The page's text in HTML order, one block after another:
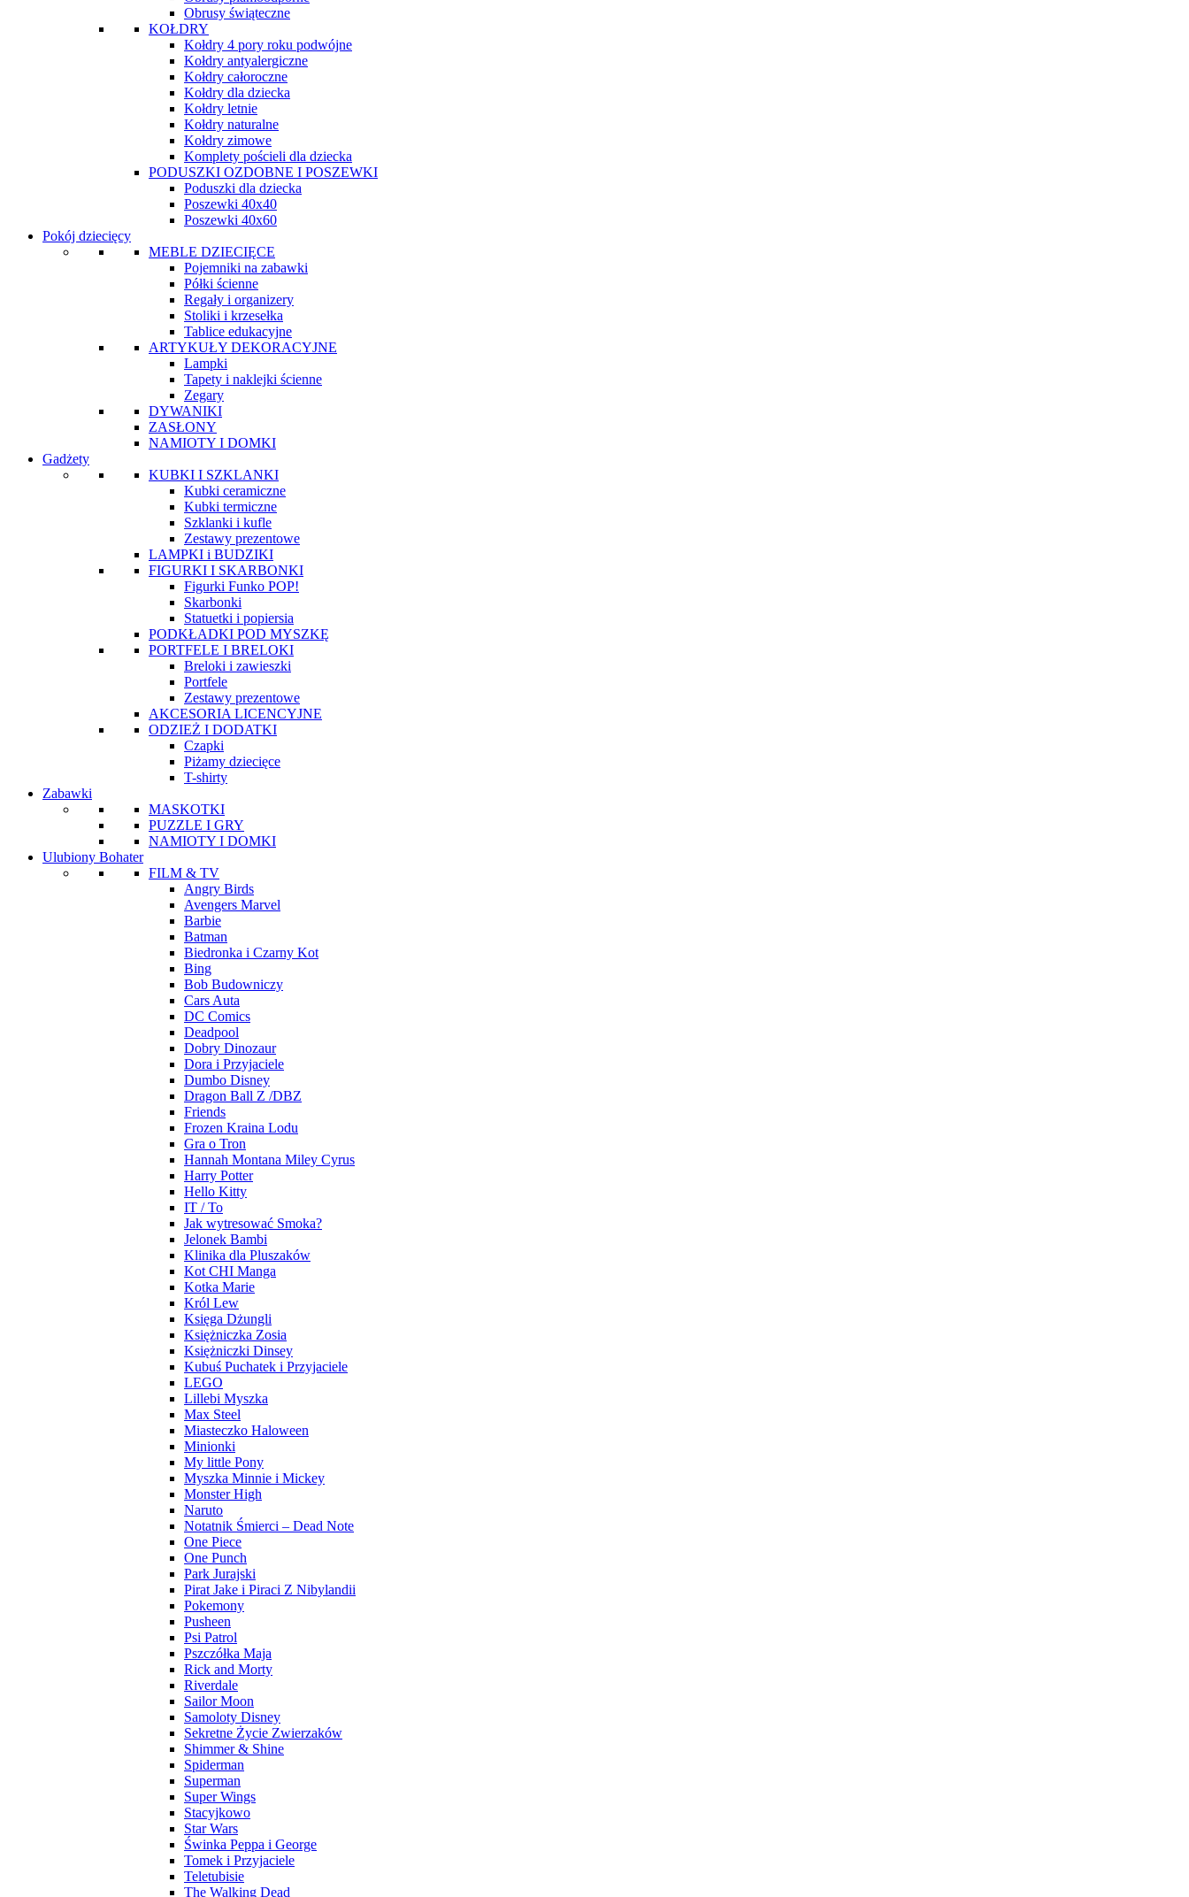
Obrusy świąteczne
KOŁDRY
Kołdry 4 pory roku podwójne
Kołdry antyalergiczne
Kołdry całoroczne
Kołdry dla dziecka
Kołdry letnie
Kołdry naturalne
Kołdry zimowe
Komplety pościeli dla dziecka
PODUSZKI OZDOBNE I POSZEWKI
Poduszki dla dziecka
Poszewki 40x40
Poszewki 40x60
Pokój dziecięcy
MEBLE DZIECIĘCE
Pojemniki na zabawki
Półki ścienne
Regały i organizery
Stoliki i krzesełka
Tablice edukacyjne
ARTYKUŁY DEKORACYJNE
Lampki
Tapety i naklejki ścienne
Zegary
DYWANIKI
ZASŁONY
NAMIOTY I DOMKI
Gadżety
KUBKI I SZKLANKI
Kubki ceramiczne
Kubki termiczne
Szklanki i kufle
Zestawy prezentowe
LAMPKI i BUDZIKI
FIGURKI I SKARBONKI
Figurki Funko POP!
Skarbonki
Statuetki i popiersia
PODKŁADKI POD MYSZKĘ
PORTFELE I BRELOKI
Breloki i zawieszki
Portfele
Zestawy prezentowe
AKCESORIA LICENCYJNE
ODZIEŻ I DODATKI
Czapki
Piżamy dziecięce
T-shirty
Zabawki
MASKOTKI
PUZZLE I GRY
NAMIOTY I DOMKI
Ulubiony Bohater
FILM & TV
Angry Birds
Avengers Marvel
Barbie
Batman
Biedronka i Czarny Kot
Bing
Bob Budowniczy
Cars Auta
DC Comics
Deadpool
Dobry Dinozaur
Dora i Przyjaciele
Dumbo Disney
Dragon Ball Z /DBZ
Friends
Frozen Kraina Lodu
Gra o Tron
Hannah Montana Miley Cyrus
Harry Potter
Hello Kitty
IT / To
Jak wytresować Smoka?
Jelonek Bambi
Klinika dla Pluszaków
Kot CHI Manga
Kotka Marie
Król Lew
Księga Dżungli
Księżniczka Zosia
Księżniczki Dinsey
Kubuś Puchatek i Przyjaciele
LEGO
Lillebi Myszka
Max Steel
Miasteczko Haloween
Minionki
My little Pony
Myszka Minnie i Mickey
Monster High
Naruto
Notatnik Śmierci – Dead Note
One Piece
One Punch
Park Jurajski
Pirat Jake i Piraci Z Nibylandii
Pokemony
Pusheen
Psi Patrol
Pszczółka Maja
Rick and Morty
Riverdale
Sailor Moon
Samoloty Disney
Sekretne Życie Zwierzaków
Shimmer & Shine
Spiderman
Superman
Super Wings
Stacyjkowo
Star Wars
Świnka Peppa i George
Tomek i Przyjaciele
Teletubisie
The Walking Dead